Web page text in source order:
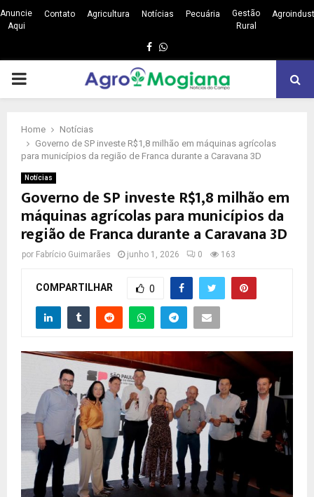
Anuncie
Aqui
Contato Agricultura Notícias Pecuária
Gestão
Rural
Facebook
Whatsapp
PRIMARY
Home
Notícias
Governo de SP investe R$1,8 milhão em máquinas agrícolas
para municípios da região de Franca durante a Caravana 3D
Notícias
Governo de SP investe R$1,8 milhão em
máquinas agrícolas para municípios da
região de Franca durante a Caravana 3D
por Fabrício Guimarães junho 1, 2026 0 163
COMPARTILHAR 0